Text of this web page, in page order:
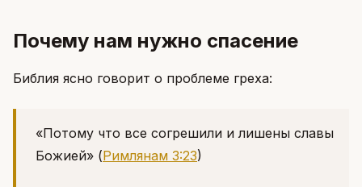
Почему нам нужно спасение
Библия ясно говорит о проблеме греха:
«Потому что все согрешили и лишены славы
Божией» (Римлянам 3:23)